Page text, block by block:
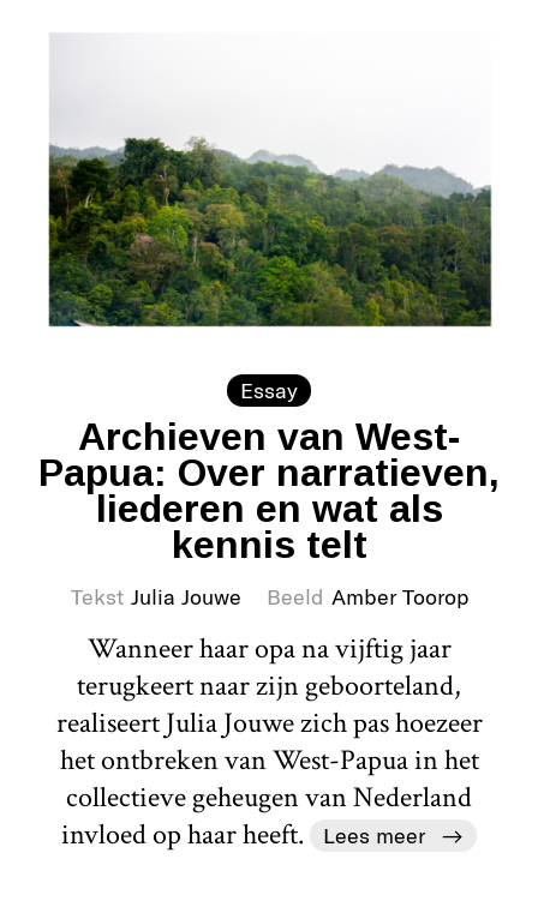
Essay
Archieven van West-
Papua: Over narratieven,
liederen en wat als
kennis telt
Tekst Julia Jouwe Beeld Amber Toorop
Wanneer haar opa na vijftig jaar
terugkeert naar zijn geboorteland,
realiseert Julia Jouwe zich pas hoezeer
het ontbreken van West-Papua in het
collectieve geheugen van Nederland
invloed op haar heeft.
Lees meer